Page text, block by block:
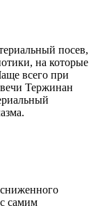
посев,
на которые
всего при
Тержинан
самим